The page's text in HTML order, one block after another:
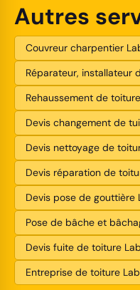
Autres
Couvreur charpentier
Réparateur, installateur
Rehaussement de
Devis changement de
Devis nettoyage de
Devis réparation de
Devis pose de gouttière
Pose de bâche et
Devis fuite de toiture
Entreprise de toiture